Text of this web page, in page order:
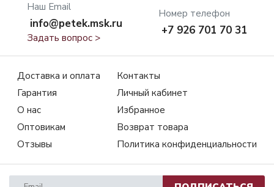
Наш Email
info@petek.msk.ru
Задать вопрос >
Номер телефон
+7 926 701 70 31
Доставка и оплата
Гарантия
О нас
Оптовикам
Отзывы
Контакты
Личный кабинет
Избранное
Возврат товара
Политика конфиденциальности